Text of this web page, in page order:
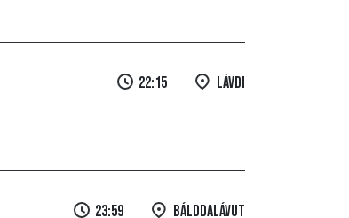
22:15 Lávdi
23:59 Bálddalávut